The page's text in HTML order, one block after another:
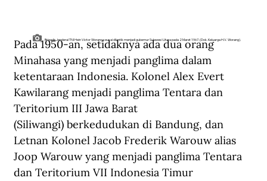
Brigadir Jenderal TNI Hein Victor Worang seusai dilantik menjadi gubernur Sulawesi Utara pada 2 Maret 1967. (Dok. Keluarga H.V. Worang).
Pada 1950-an, setidaknya ada dua orang
Minahasa yang menjadi panglima dalam
ketentaraan Indonesia. Kolonel Alex Evert
Kawilarang menjadi panglima Tentara dan
Teritorium III Jawa Barat
(Siliwangi) berkedudukan di Bandung, dan
Letnan Kolonel Jacob Frederik Warouw alias
Joop Warouw yang menjadi panglima Tentara
dan Teritorium VII Indonesia Timur